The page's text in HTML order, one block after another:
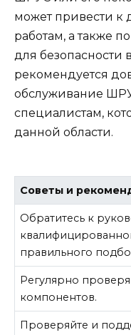
может привести к
работам, а также
для безопасности
рекомендуется
обслуживание
специалистам,
данной области.
Советы и
Обратитесь к
правильного
Регулярно
компонентов.
Проверяйте и